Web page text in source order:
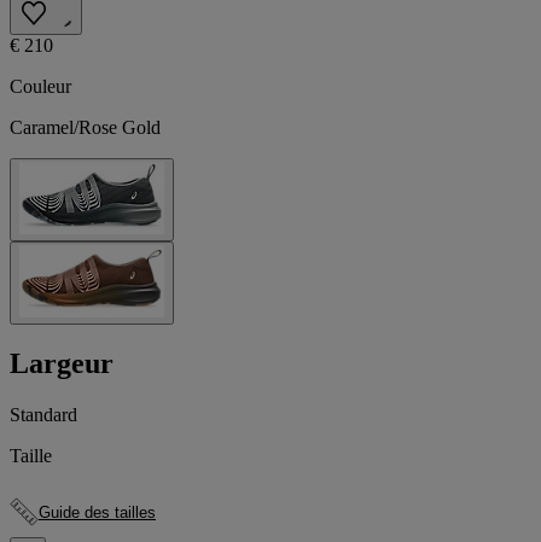
€ 210
Couleur
Caramel/Rose Gold
Largeur
Standard
Taille
Guide des tailles